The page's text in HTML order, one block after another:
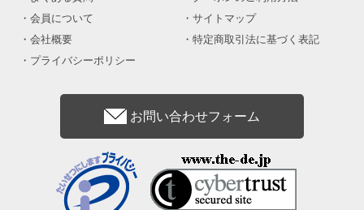
会員について
サイトマップ
会社概要
特定商取引法に基づく表記
プライバシーポリシー
お問い合わせフォーム